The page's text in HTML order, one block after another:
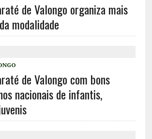
de Valongo organiza mais
modalidade
de Valongo com bons
nacionais de infantis,